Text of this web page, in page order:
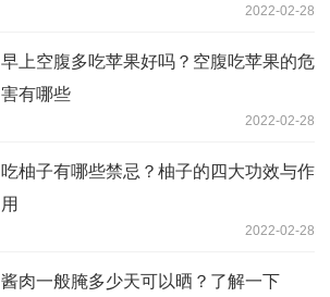
2022-02-28
早上空腹多吃苹果好吗？空腹吃苹果的危
害有哪些
2022-02-28
吃柚子有哪些禁忌？柚子的四大功效与作
用
2022-02-28
酱肉一般腌多少天可以晒？了解一下